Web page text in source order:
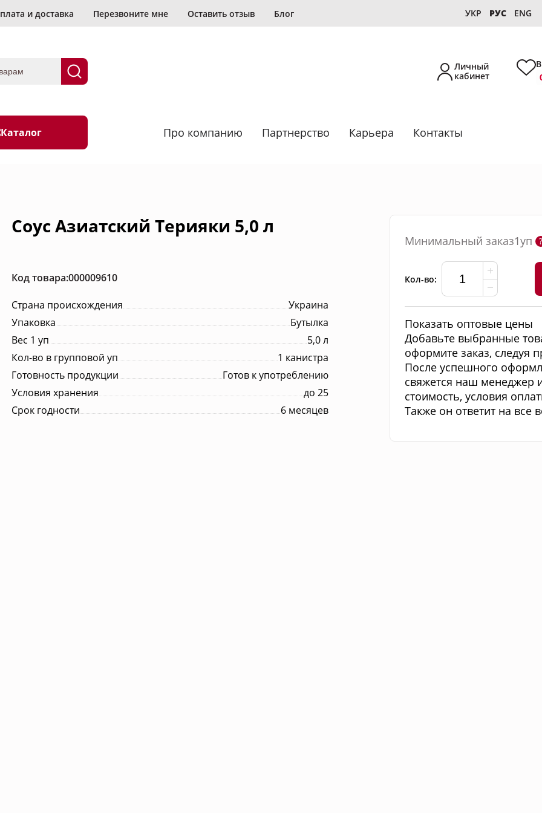
и доставка Перезвоните мне Оставить отзыв Блог УКР РУС ENG
Личный
кабинет
Каталог
Водоросли и грибы
Сопутствующие товары
молоко
Порционная продукция
Про компанию Партнерство Карьера Контакты
Соус Азиатский Терияки 5,0 л
Код товара:000009610
Страна происхождения
Украина
Упаковка
Бутылка
Вес 1 уп
5,0 л
Кол-во в групповой уп
1 канистра
Готовность продукции
Готов к употреблению
Условия хранения
до 25
Срок годности
6 месяцев
Минимальный заказ1уп ?
Кол-во:
Показать оптовые цены
Добавьте выбранные
оформите заказ, следуя
После успешного
свяжется наш менеджер
стоимость, условия
Также он ответит на все